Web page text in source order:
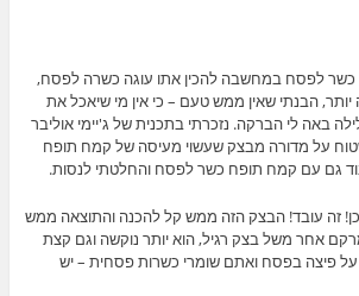
כשר לפסח במחשבה להכין אתו עוגה כשרה לפסח,
הבנתי שאין ממש טעם – כי אין מי שיאכל את
באה לי הברקה. נזכרתי בתכנית של ג'יימי אוליבר
על מדורה מבצק שעשוי מעיסה של קמח תופח
גם עם קמח תופח כשר לפסח והחלטתי לנסות.
זה עובד! הבצק הזה ממש קל להכנה והתוצאה ממש
אחר משל בצק רגיל, הוא יותר נוקשה וגם קצת
פיצה בפסח ואתם שומרי כשרות פסחית – יש